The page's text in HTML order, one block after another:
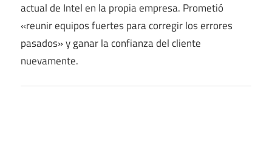
actual de Intel en la propia empresa. Prometió
«reunir equipos fuertes para corregir los errores
pasados» y ganar la confianza del cliente
nuevamente.